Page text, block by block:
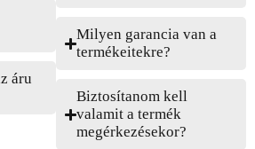
áru
Milyen garancia van a
termékeitekre?
Biztosítanom kell
valamit a termék
megérkezésekor?